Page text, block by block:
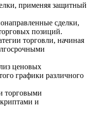
применяя защитный
сделки,
позиций.
торговли, начиная
ценовых
графики различного
торговыми
и